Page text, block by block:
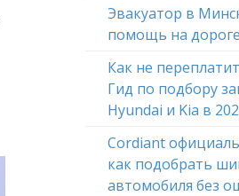
Эвакуатор в
помощь на
Как не
Гид по подбору
Hyundai и Kia в
Cordiant
как подобрать
автомобиля без